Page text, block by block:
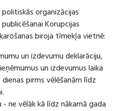
organizācijas
Korupcijas
biroja tīmekļa vietnē:
un izdevumu deklarāciju,
un izdevumus laika
pirms vēlēšanām līdz
ne vēlāk kā līdz nākamā gada